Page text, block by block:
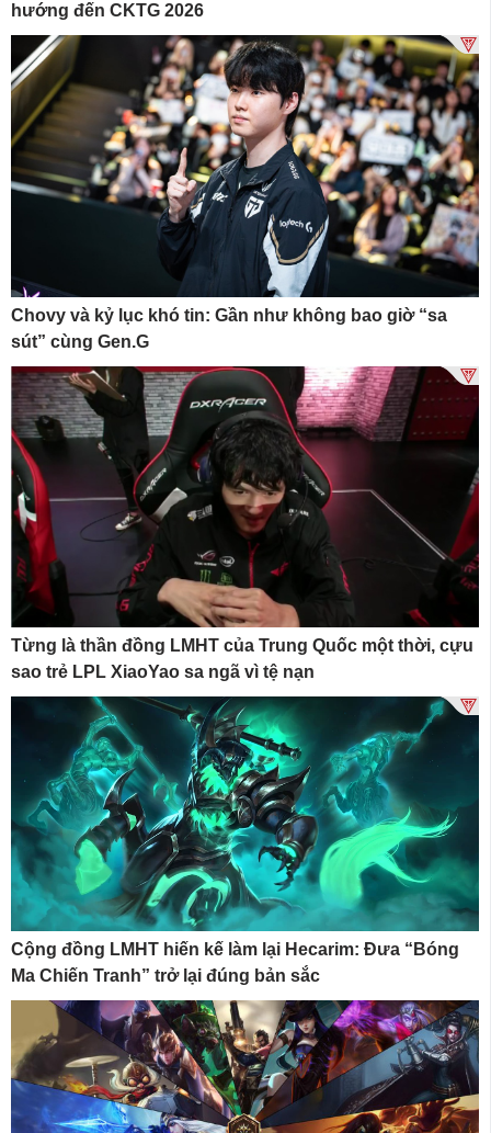
hướng đến CKTG 2026
Chovy và kỷ lục khó tin: Gần như không bao giờ “sa
sút” cùng Gen.G
Từng là thần đồng LMHT của Trung Quốc một thời, cựu
sao trẻ LPL XiaoYao sa ngã vì tệ nạn
Cộng đồng LMHT hiến kế làm lại Hecarim: Đưa “Bóng
Ma Chiến Tranh” trở lại đúng bản sắc